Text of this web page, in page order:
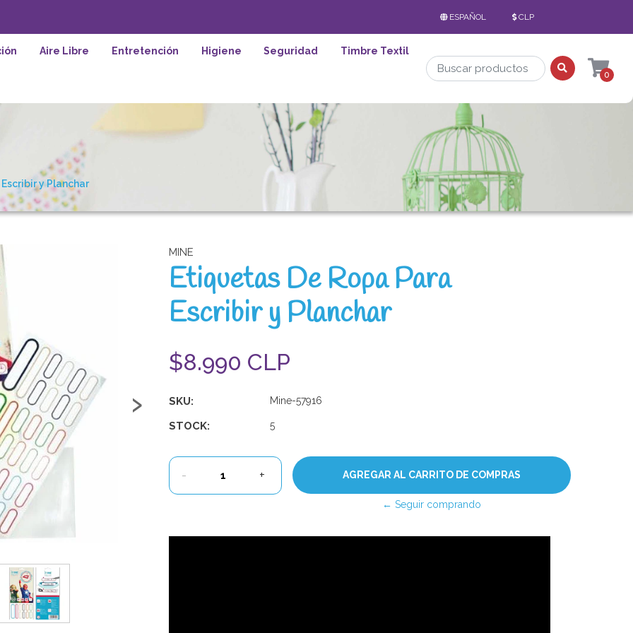
ESPAÑOL CLP
Aire Libre Entretención Higiene Seguridad Timbre Textil
0
y Planchar
›
MINE
Etiquetas De Ropa Para
Escribir y Planchar
$8.990 CLP
SKU: Mine-57916
STOCK: 5
- +
← Seguir comprando